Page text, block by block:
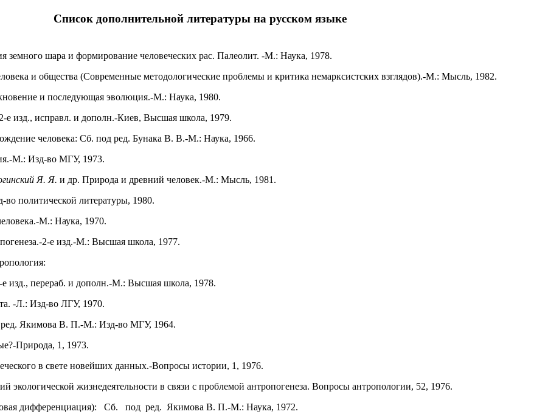
Список дополнительной литературы на русском языке
земного шара и формирование человеческих рас. Палеолит. -М.: Наука, 1978.
и общества (Современные методологические проблемы и критика немарксистских взглядов).-М.: Мысль, 1982.
и последующая эволюция.-М.: Наука, 1980.
е изд., исправл. и дополн.-Киев, Высшая школа, 1979.
человека: Сб. под ред. Бунака В. В.-М.: Наука, 1966.
М.: Изд-во МГУ, 1973.
Я. Я. и др. Природа и древний человек.-М.: Мысль, 1981.
политической литературы, 1980.
М.: Наука, 1970.
2-е изд.-М.: Высшая школа, 1977.
е изд., перераб. и дополн.-М.: Высшая школа, 1978.
-Л.: Изд-во ЛГУ, 1970.
ред. Якимова В. П.-М.: Изд-во МГУ, 1964.
Природа, 1, 1973.
в свете новейших данных.-Вопросы истории, 1, 1976.
экологической жизнедеятельности в связи с проблемой антропогенеза. Вопросы антропологии, 52, 1976.
дифференциация): Сб. под ред. Якимова В. П.-М.: Наука, 1972.